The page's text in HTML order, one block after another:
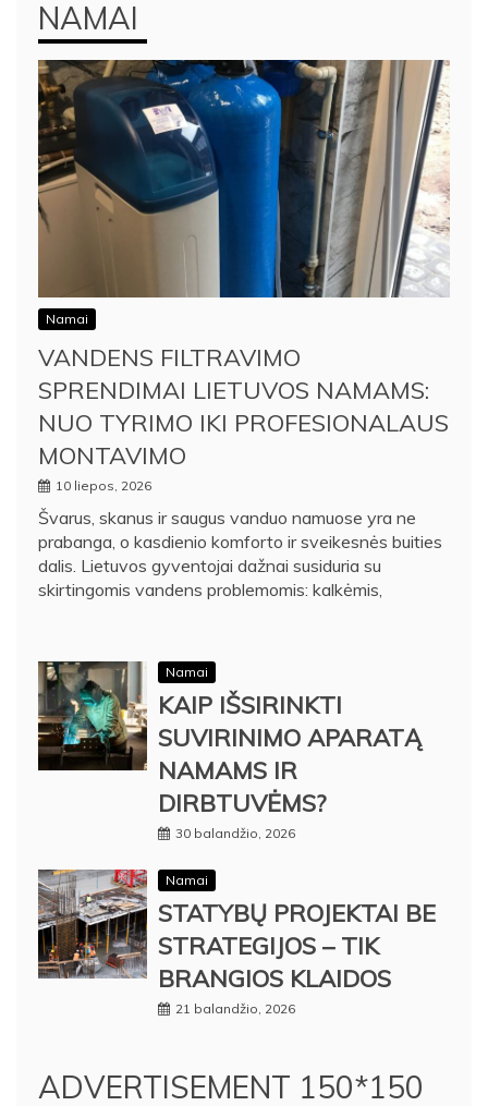
NAMAI
Namai
VANDENS FILTRAVIMO
SPRENDIMAI LIETUVOS NAMAMS:
NUO TYRIMO IKI PROFESIONALAUS
MONTAVIMO
10 liepos, 2026
Švarus, skanus ir saugus vanduo namuose yra ne
prabanga, o kasdienio komforto ir sveikesnės buities
dalis. Lietuvos gyventojai dažnai susiduria su
skirtingomis vandens problemomis: kalkėmis,
Namai
KAIP IŠSIRINKTI
SUVIRINIMO APARATĄ
NAMAMS IR
DIRBTUVĖMS?
30 balandžio, 2026
Namai
STATYBŲ PROJEKTAI BE
STRATEGIJOS – TIK
BRANGIOS KLAIDOS
21 balandžio, 2026
ADVERTISEMENT 150*150